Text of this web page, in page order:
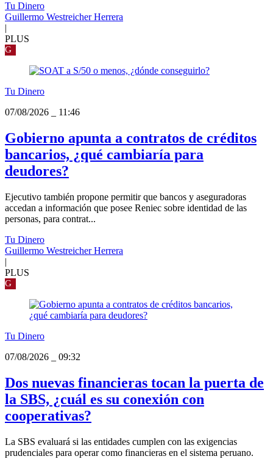
Tu Dinero
Guillermo Westreicher Herrera
|
PLUS
G
Tu Dinero
07/08/2026
11:46
Gobierno apunta a contratos de créditos
bancarios, ¿qué cambiaría para
deudores?
Ejecutivo también propone permitir que bancos y aseguradoras
accedan a información que posee Reniec sobre identidad de las
personas, para contrat...
Tu Dinero
Guillermo Westreicher Herrera
|
PLUS
G
Tu Dinero
07/08/2026
09:32
Dos nuevas financieras tocan la puerta de
la SBS, ¿cuál es su conexión con
cooperativas?
La SBS evaluará si las entidades cumplen con las exigencias
prudenciales para operar como financieras en el sistema peruano.